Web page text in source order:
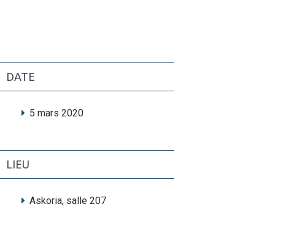
DATE
5 mars 2020
LIEU
Askoria, salle 207